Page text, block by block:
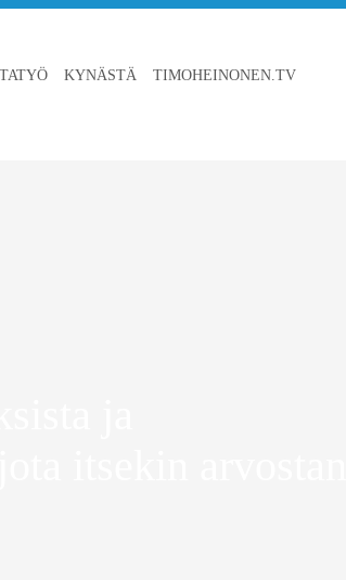
KYNÄSTÄ TIMOHEINONEN.TV